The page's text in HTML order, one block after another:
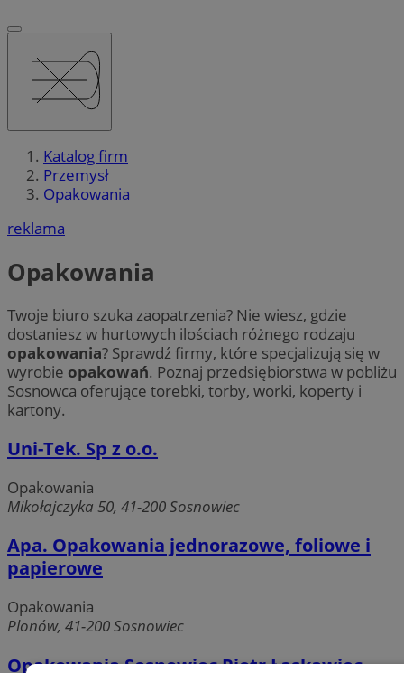
Katalog firm
Przemysł
Opakowania
reklama
Opakowania
Twoje biuro szuka zaopatrzenia? Nie wiesz, gdzie
dostaniesz w hurtowych ilościach różnego rodzaju
opakowania? Sprawdź firmy, które specjalizują się w
wyrobie opakowań. Poznaj przedsiębiorstwa w pobliżu
Sosnowca oferujące torebki, torby, worki, koperty i
kartony.
Uni-Tek. Sp z o.o.
Opakowania
Mikołajczyka 50, 41-200 Sosnowiec
Apa. Opakowania jednorazowe, foliowe i
papierowe
Opakowania
Plonów, 41-200 Sosnowiec
Opakowania Sosnowiec Piotr Łaskawiec